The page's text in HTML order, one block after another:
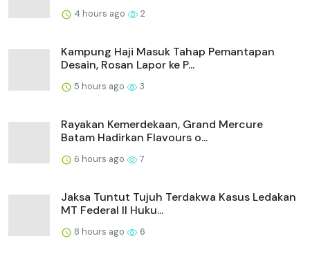
4 hours ago 2
Kampung Haji Masuk Tahap Pemantapan
Desain, Rosan Lapor ke P...
5 hours ago 3
Rayakan Kemerdekaan, Grand Mercure
Batam Hadirkan Flavours o...
6 hours ago 7
Jaksa Tuntut Tujuh Terdakwa Kasus Ledakan
MT Federal II Huku...
8 hours ago 6